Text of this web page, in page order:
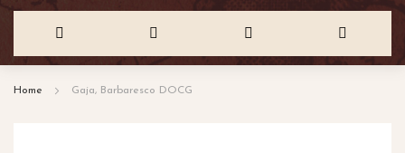
Home Gaja, Barbaresco DOCG